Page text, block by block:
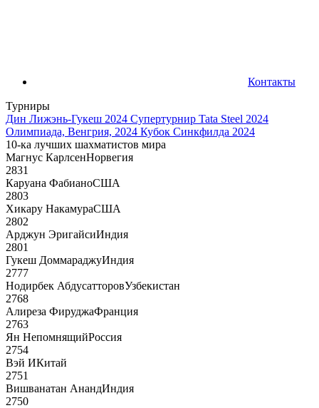
Контакты
Турниры
Дин Лижэнь-Гукеш 2024 Супертурнир Tata Steel 2024
Олимпиада, Венгрия, 2024 Кубок Синкфилда 2024
10-ка лучших шахматистов мира
Магнус КарлсенНорвегия
2831
Каруана ФабианоСША
2803
Хикару НакамураСША
2802
Арджун ЭригайсиИндия
2801
Гукеш ДоммараджуИндия
2777
Нодирбек АбдусатторовУзбекистан
2768
Алиреза ФируджаФранция
2763
Ян НепомнящийРоссия
2754
Вэй ИКитай
2751
Вишванатан АнандИндия
2750